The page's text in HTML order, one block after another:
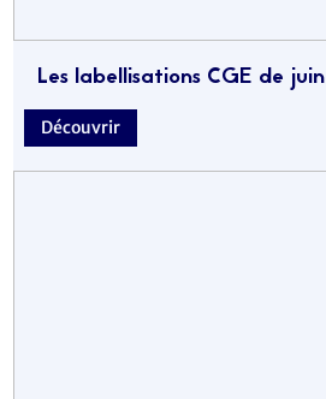
Les labellisations CGE de juin
Découvrir